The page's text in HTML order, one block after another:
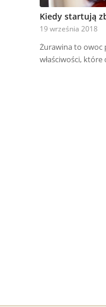
Kiedy startują
19 września 2018
Żurawina to owoc
właściwości,